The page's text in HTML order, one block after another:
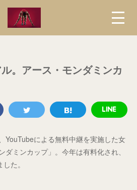
。アース・モンダミンカ
YouTubeによる無料中継を実施した女
ミンカップ」。今年は有料化され、
た。